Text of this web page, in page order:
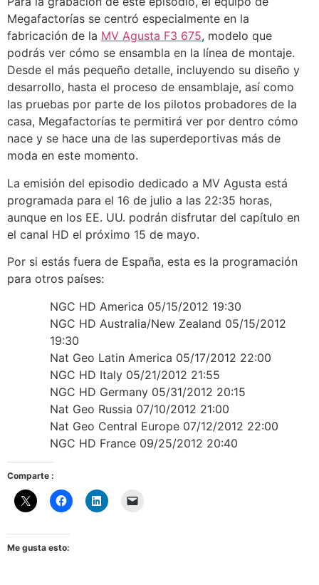
Megafactorías se centró especialmente en la
fabricación de la MV Agusta F3 675, modelo que
podrás ver cómo se ensambla en la línea de montaje.
Desde el más pequeño detalle, incluyendo su diseño y
desarrollo, hasta el proceso de ensamblaje, así como
las pruebas por parte de los pilotos probadores de la
casa, Megafactorías te permitirá ver por dentro cómo
nace y se hace una de las superdeportivas más de
moda en este momento.
La emisión del episodio dedicado a MV Agusta está
programada para el 16 de julio a las 22:35 horas,
aunque en los EE. UU. podrán disfrutar del capítulo en
el canal HD el próximo 15 de mayo.
Por si estás fuera de España, esta es la programación
para otros países:
NGC HD America 05/15/2012 19:30
NGC HD Australia/New Zealand 05/15/2012
19:30
Nat Geo Latin America 05/17/2012 22:00
NGC HD Italy 05/21/2012 21:55
NGC HD Germany 05/31/2012 20:15
Nat Geo Russia 07/10/2012 21:00
Nat Geo Central Europe 07/12/2012 22:00
NGC HD France 09/25/2012 20:40
Comparte :
Me gusta esto: